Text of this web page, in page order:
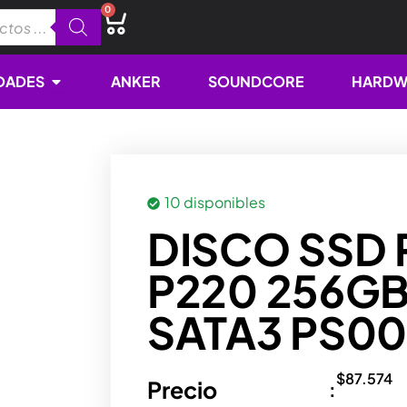
0
Cart
Open NOVEDADES
ANKER SOUNDCORE
10 disponibles
DISCO SSD
P220
SATA3
Precio :$87.574